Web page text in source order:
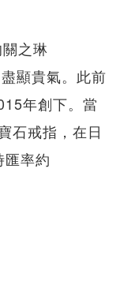
之琳
顯貴氣。此前
年創下。當
石戒指，在日
率約